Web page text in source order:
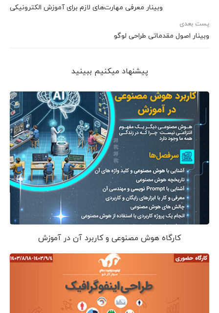
وبینار معرفی مهارت‌های لازم برای آموزش الکترونیکی
پست بعدی
وبینار اصول مقدماتی طراحی لوگو
پیشنهاد می‎کنیم ببینید
کارگاه هوش مصنوعی و کاربرد آن در آموزش